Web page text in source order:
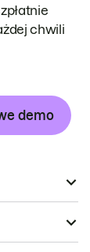
chwili
demo